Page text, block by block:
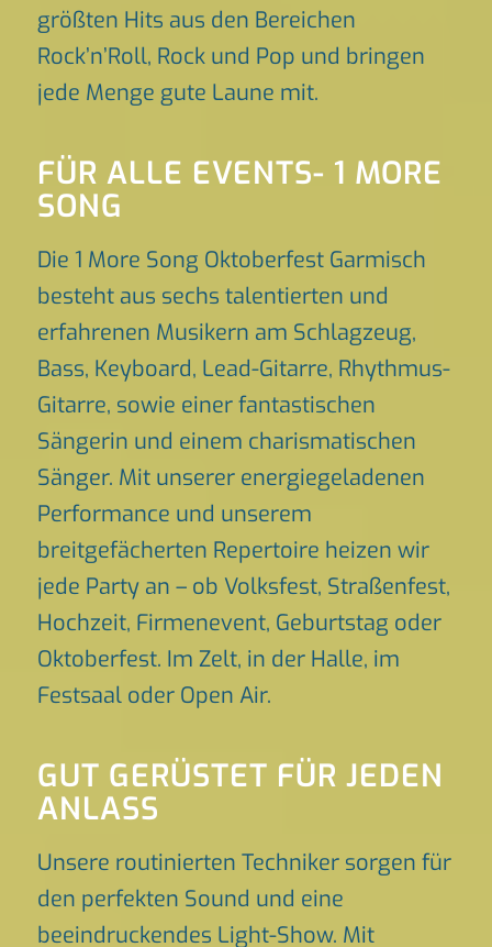
größten Hits aus den Bereichen
Rock’n’Roll, Rock und Pop und bringen
jede Menge gute Laune mit.
FÜR ALLE EVENTS- 1 MORE
SONG
Die 1 More Song Oktoberfest Garmisch
besteht aus sechs talentierten und
erfahrenen Musikern am Schlagzeug,
Bass, Keyboard, Lead-Gitarre, Rhythmus-
Gitarre, sowie einer fantastischen
Sängerin und einem charismatischen
Sänger. Mit unserer energiegeladenen
Performance und unserem
breitgefächerten Repertoire heizen wir
jede Party an – ob Volksfest, Straßenfest,
Hochzeit, Firmenevent, Geburtstag oder
Oktoberfest. Im Zelt, in der Halle, im
Festsaal oder Open Air.
GUT GERÜSTET FÜR JEDEN
ANLASS
Unsere routinierten Techniker sorgen für
den perfekten Sound und eine
beeindruckendes Light-Show. Mit